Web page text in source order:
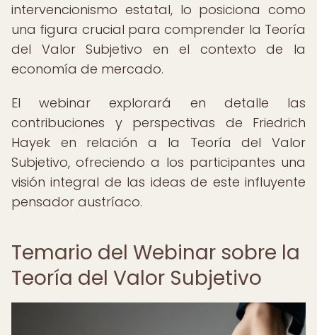
intervencionismo estatal, lo posiciona como
una figura crucial para comprender la Teoría
del Valor Subjetivo en el contexto de la
economía de mercado.
El webinar explorará en detalle las
contribuciones y perspectivas de Friedrich
Hayek en relación a la Teoría del Valor
Subjetivo, ofreciendo a los participantes una
visión integral de las ideas de este influyente
pensador austríaco.
Temario del Webinar sobre la
Teoría del Valor Subjetivo